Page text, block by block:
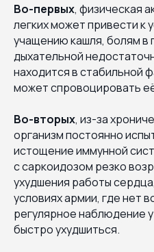
Во-первых, физическая
легких может привести к
учащению кашля, болям в
дыхательной
находится в стабильной
может спровоцировать
Во-вторых, из-за
организм постоянно
истощение иммунной
с саркоидозом резко
ухудшения работы
условиях армии, где нет
регулярное наблюдение
быстро ухудшиться.